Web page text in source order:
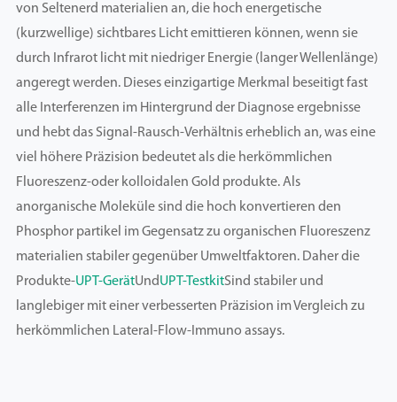
von Seltenerd materialien an, die hoch energetische
(kurzwellige) sichtbares Licht emittieren können, wenn sie
durch Infrarot licht mit niedriger Energie (langer Wellenlänge)
angeregt werden. Dieses einzigartige Merkmal beseitigt fast
alle Interferenzen im Hintergrund der Diagnose ergebnisse
und hebt das Signal-Rausch-Verhältnis erheblich an, was eine
viel höhere Präzision bedeutet als die herkömmlichen
Fluoreszenz-oder kolloidalen Gold produkte. Als
anorganische Moleküle sind die hoch konvertieren den
Phosphor partikel im Gegensatz zu organischen Fluoreszenz
materialien stabiler gegenüber Umweltfaktoren. Daher die
Produkte-UPT-GerätUndUPT-TestkitSind stabiler und
langlebiger mit einer verbesserten Präzision im Vergleich zu
herkömmlichen Lateral-Flow-Immuno assays.